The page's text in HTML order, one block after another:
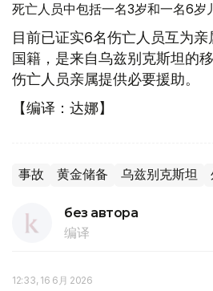
死亡人员中包括一名3岁和一名6岁
目前已证实6名伤亡人员互为
国籍，是来自乌兹别克斯坦的
伤亡人员亲属提供必要援助。
【编译：达娜】
事故 黄金储备 乌兹别克斯坦
без автора
编译
12:33, 16 6月 2026